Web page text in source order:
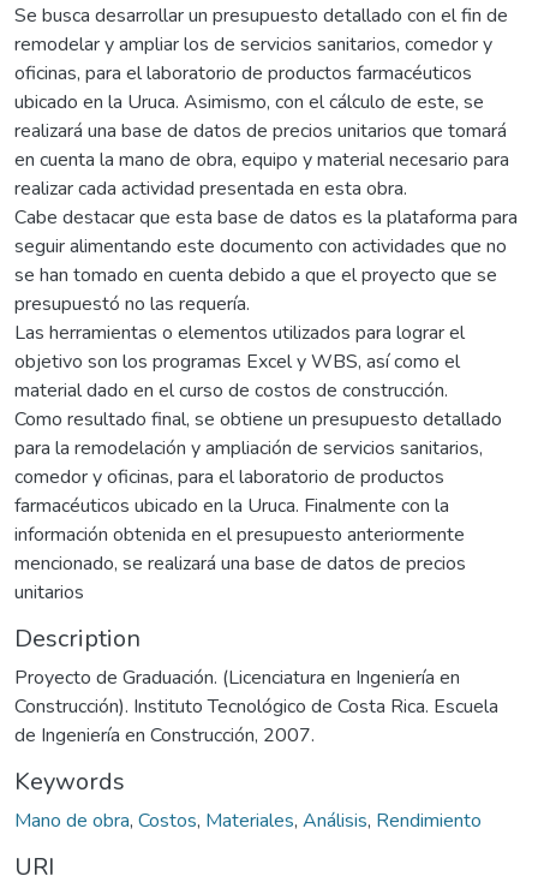
Se busca desarrollar un presupuesto detallado con el fin de
remodelar y ampliar los de servicios sanitarios, comedor y
oficinas, para el laboratorio de productos farmacéuticos
ubicado en la Uruca. Asimismo, con el cálculo de este, se
realizará una base de datos de precios unitarios que tomará
en cuenta la mano de obra, equipo y material necesario para
realizar cada actividad presentada en esta obra.
Cabe destacar que esta base de datos es la plataforma para
seguir alimentando este documento con actividades que no
se han tomado en cuenta debido a que el proyecto que se
presupuestó no las requería.
Las herramientas o elementos utilizados para lograr el
objetivo son los programas Excel y WBS, así como el
material dado en el curso de costos de construcción.
Como resultado final, se obtiene un presupuesto detallado
para la remodelación y ampliación de servicios sanitarios,
comedor y oficinas, para el laboratorio de productos
farmacéuticos ubicado en la Uruca. Finalmente con la
información obtenida en el presupuesto anteriormente
mencionado, se realizará una base de datos de precios
unitarios
Description
Proyecto de Graduación. (Licenciatura en Ingeniería en
Construcción). Instituto Tecnológico de Costa Rica. Escuela
de Ingeniería en Construcción, 2007.
Keywords
Mano de obra, Costos, Materiales, Análisis, Rendimiento
URI